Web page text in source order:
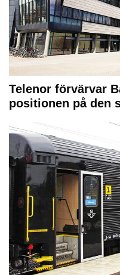
Telenor förvärvar
positionen på den